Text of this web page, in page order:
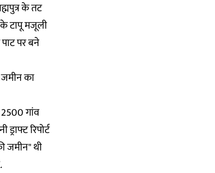
के तट
टापू मजूली
पर बने
का
गांव
रिपोर्ट
जमीन" थी